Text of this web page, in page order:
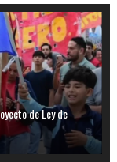
de Ley de